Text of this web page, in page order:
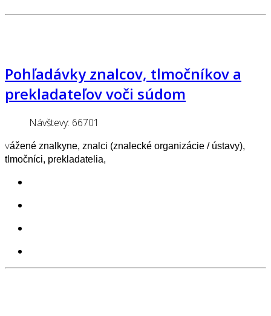
Pohľadávky znalcov, tlmočníkov a
prekladateľov voči súdom
Návštevy: 66701
Vážené znalkyne, znalci (znalecké organizácie / ústavy),
tlmočníci, prekladatelia,